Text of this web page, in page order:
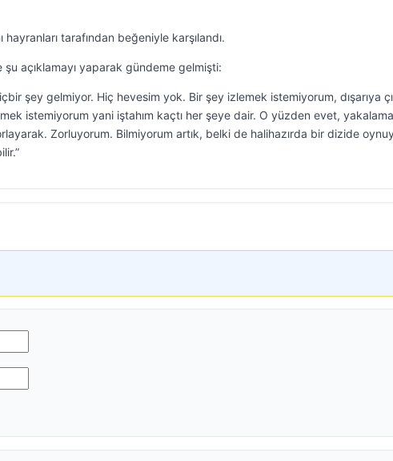
hayranları tarafından beğeniyle karşılandı.
açıklamayı yaparak gündeme gelmişti:
şey gelmiyor. Hiç hevesim yok. Bir şey izlemek istemiyorum, dışarıya
istemiyorum yani iştahım kaçtı her şeye dair. O yüzden evet,
Zorluyorum. Bilmiyorum artık, belki de halihazırda bir dizide